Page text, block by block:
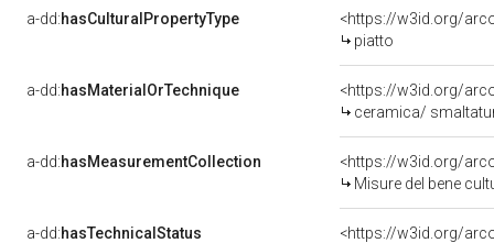
a-dd:hasCulturalPropertyType
<https://w3id.org/
piatto
a-dd:hasMaterialOrTechnique
<https://w3id.org/
ceramica/
a-dd:hasMeasurementCollection
<https://w3id.org/
Misure del bene
a-dd:hasTechnicalStatus
<https://w3id.org/